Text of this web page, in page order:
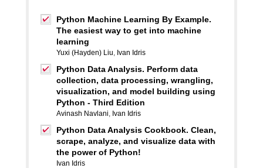
Python Machine Learning By Example.
The easiest way to get into machine
learning
Yuxi (Hayden) Liu, Ivan Idris
Python Data Analysis. Perform data
collection, data processing, wrangling,
visualization, and model building using
Python - Third Edition
Avinash Navlani, Ivan Idris
Python Data Analysis Cookbook. Clean,
scrape, analyze, and visualize data with
the power of Python!
Ivan Idris